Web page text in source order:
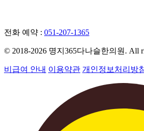
전화 예약 : 051-207-1365
© 2018-2026 명지365다나슬한의원. All
비급여 안내 이용약관 개인정보처리방